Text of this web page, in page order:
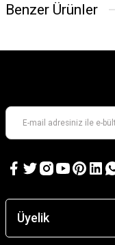
Benzer Ürünler
Üyelik